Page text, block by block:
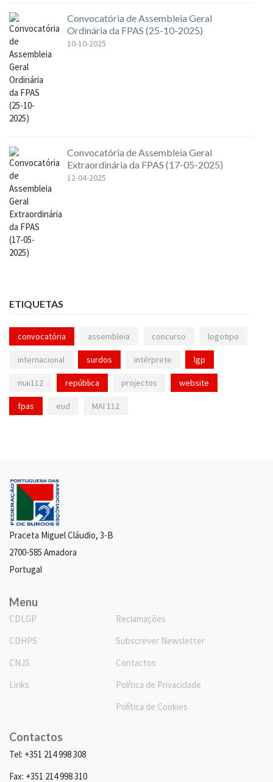
Convocatória de Assembleia Geral
Ordinária da FPAS (25-10-2025)
10-10-2025
Convocatória de Assembleia Geral
Extraordinária da FPAS (17-05-2025)
12-04-2025
ETIQUETAS
convocatória assembleia concurso logotipo
internacional surdos intérprete lgp
mai112 república projectos website
fpas eud MAI 112
Praceta Miguel Cláudio, 3-B
2700-585 Amadora
Portugal
Menu
CDLGP
CDHPS
CNJS
Links
Reclamações
Subscrever Newsletter
Contactos
Política de Privacidade
Política de Cookies
Contactos
Tel: +351 214 998 308
Fax: +351 214 998 310